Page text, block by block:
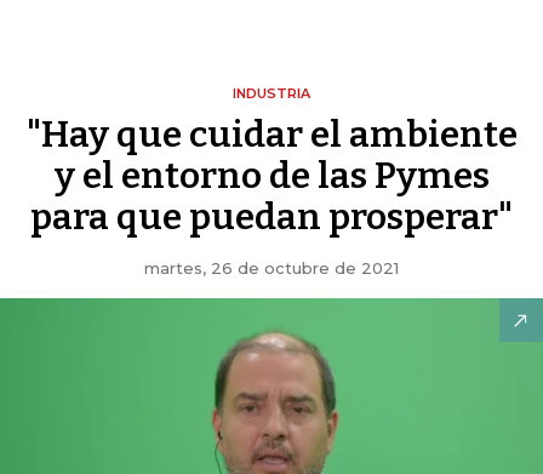
INDUSTRIA
"Hay que cuidar el ambiente
y el entorno de las Pymes
para que puedan prosperar"
martes, 26 de octubre de 2021